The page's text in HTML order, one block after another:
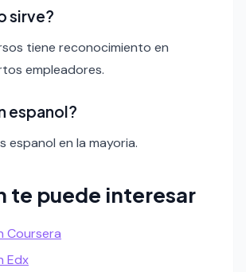
sirve?
tiene reconocimiento en
empleadores.
espanol?
espanol en la mayoria.
te puede interesar
Coursera
Edx